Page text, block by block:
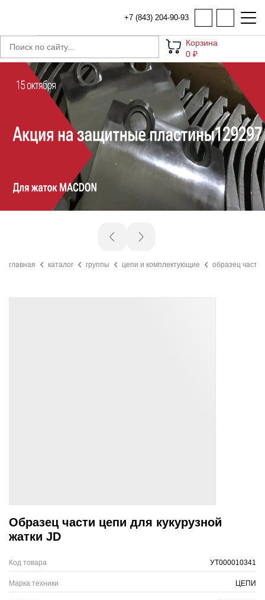
+7 (843) 204-90-93
Корзина
0 ₽
главная каталог группы цепи и комплектующие образец части
Образец части цепи для кукурузной
жатки JD
Код товара УТ000010341
Марка техники ЦЕПИ